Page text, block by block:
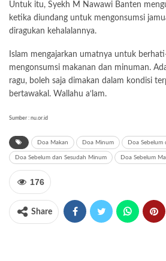
Untuk itu, Syekh M Nawawi Banten
ketika diundang untuk mengonsumsi
diragukan kehalalannya.
Islam mengajarkan umatnya untuk
mengonsumsi makanan dan minuman.
ragu, boleh saja dimakan dalam kondisi
bertawakal. Wallahu a‘lam.
Sumber : nu.or.id
Doa Makan Doa Minum Doa Sebelum
Doa Sebelum dan Sesudah Minum Doa Sebelum
176
Share